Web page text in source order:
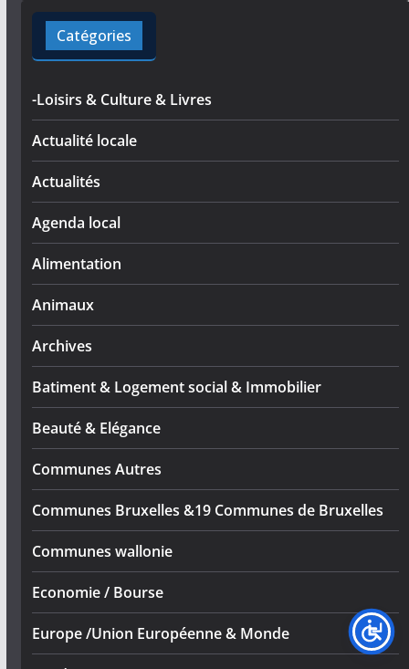
Catégories
-Loisirs & Culture & Livres
Actualité locale
Actualités
Agenda local
Alimentation
Animaux
Archives
Batiment & Logement social & Immobilier
Beauté & Elégance
Communes Autres
Communes Bruxelles &19 Communes de Bruxelles
Communes wallonie
Economie / Bourse
Europe /Union Européenne & Monde